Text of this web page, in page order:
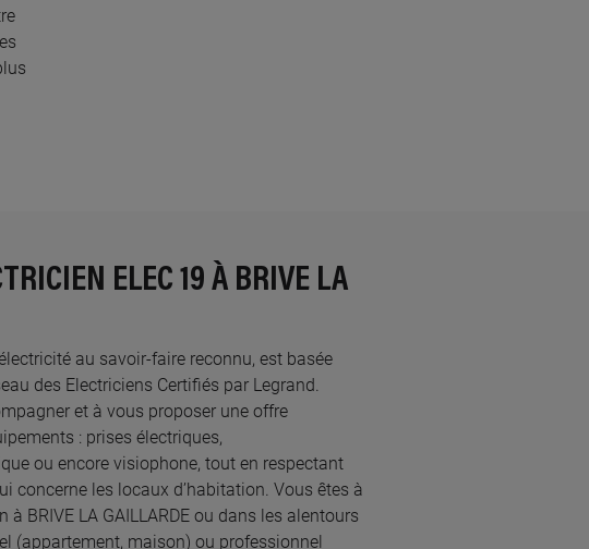
ELEC 19 À BRIVE LA
au savoir-faire reconnu, est basée
des Electriciens Certifiés par Legrand.​
et à vous proposer une offre
: prises électriques,
ou encore visiophone, tout en respectant
concerne les locaux d’habitation. Vous êtes à
BRIVE LA GAILLARDE ou dans les alentours
(appartement, maison) ou professionnel